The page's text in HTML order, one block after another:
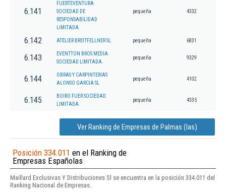
6.141
FUERTEVENTURA
SOCIEDAD DE
RESPONSABILIDAD
LIMITADA.
pequeña 4332
6.142 ATELIER BREITFELLNER SL pequeña 6831
6.143
EVENTTON BROS MEDIA
SOCIEDAD LIMITADA.
pequeña 9329
6.144
OBRAS Y CARPINTERIAS
ALONSO GARCIA SL
pequeña 4102
6.145
BOIRO FUER SOCIEDAD
LIMITADA.
pequeña 4335
Ver Ranking de Empresas de Palmas (las)
Posición 334.011 en el Ranking de
Empresas Españolas
Maillard Exclusivas Y Distribuciones Sl se encuentra en la posición 334.011 del
Ranking Nacional de Empresas.